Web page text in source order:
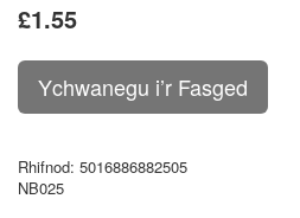
£1.55
Rhifnod: 5016886882505
NB025